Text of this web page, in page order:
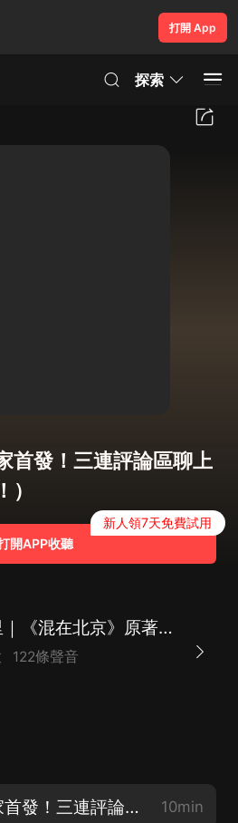
打開 App
探索
首發！三連評論區聊上
開APP收聽
新人領7天免費試用
孽緣千里｜《混在北京》原著作者新寫實長篇｜精品多播
122條聲音
第一集（新書獨家首發！三連評論區聊上世紀故事抽月卡！） 10min